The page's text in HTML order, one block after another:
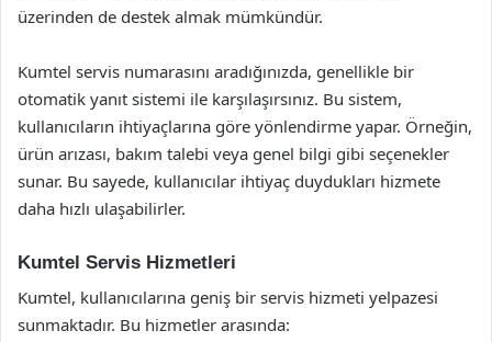
üzerinden de destek almak mümkündür.
Kumtel servis numarasını aradığınızda, genellikle bir
otomatik yanıt sistemi ile karşılaşırsınız. Bu sistem,
kullanıcıların ihtiyaçlarına göre yönlendirme yapar. Örneğin,
ürün arızası, bakım talebi veya genel bilgi gibi seçenekler
sunar. Bu sayede, kullanıcılar ihtiyaç duydukları hizmete
daha hızlı ulaşabilirler.
Kumtel Servis Hizmetleri
Kumtel, kullanıcılarına geniş bir servis hizmeti yelpazesi
sunmaktadır. Bu hizmetler arasında: